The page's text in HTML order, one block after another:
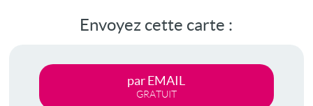
vidéo
Envoyez cette carte :
par EMAIL
GRATUIT